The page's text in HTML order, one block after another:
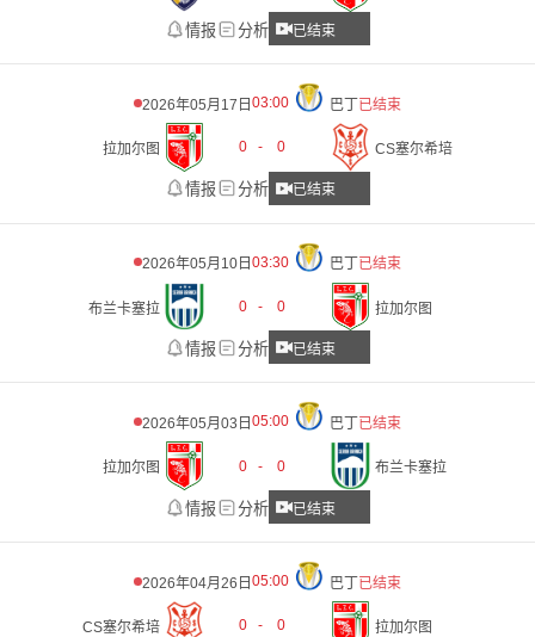
情报 分析 已结束
2026年05月17日 03:00 巴丁已结束
拉加尔图 0 - 0 CS塞尔希培
情报 分析 已结束
2026年05月10日 03:30 巴丁 已结束
布兰卡塞拉 0 - 0 拉加尔图
情报 分析 已结束
2026年05月03日 05:00 巴丁已结束
拉加尔图 0 - 0 布兰卡塞拉
情报 分析 已结束
2026年04月26日 05:00 巴丁已结束
CS塞尔希培 0 - 0 拉加尔图